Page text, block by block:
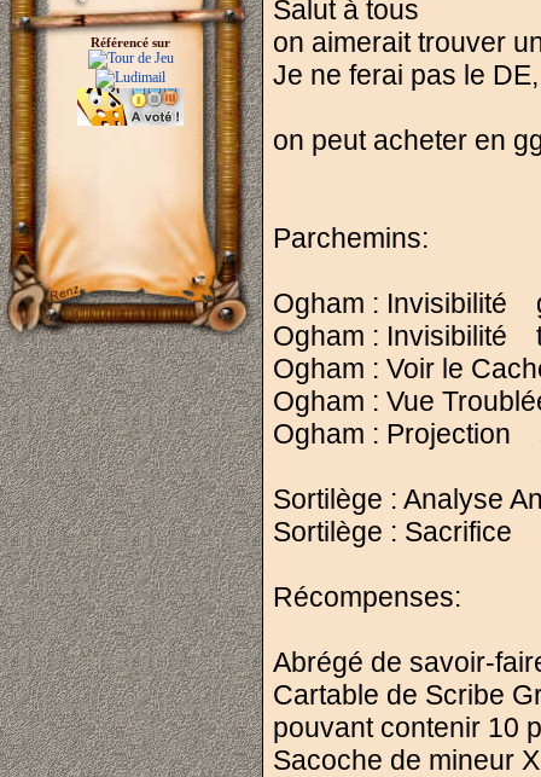
Référencé sur
Salut à tous
on aimerait trouver
Je ne ferai pas le
on peut acheter en
Parchemins:
Ogham : Invisibilité
Ogham : Invisibilité
Ogham : Voir le
Ogham : Vue
Ogham : Projection
Sortilège : Analyse
Sortilège : Sacrifice
Récompenses:
Abrégé de savoir-
Cartable de Scribe
pouvant contenir 10
Sacoche de mineur